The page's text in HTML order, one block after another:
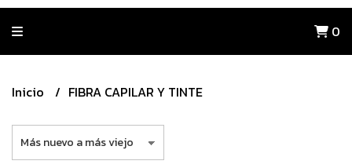
0
Inicio FIBRA CAPILAR Y TINTE